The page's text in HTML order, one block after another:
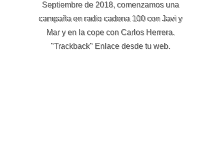
Septiembre de 2018, comenzamos una
campaña en radio cadena 100 con Javi y
Mar y en la cope con Carlos Herrera.
"Trackback" Enlace desde tu web.